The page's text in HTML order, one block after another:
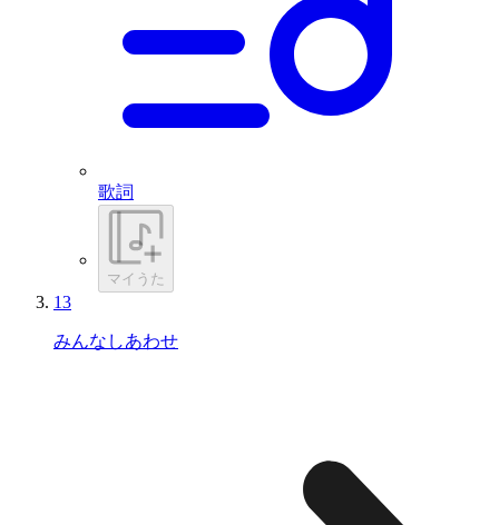
歌詞
マイうた
13
みんなしあわせ